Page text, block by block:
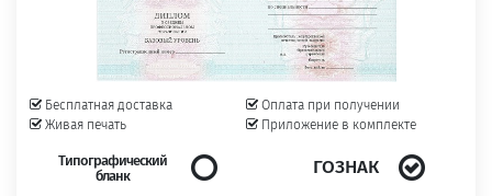
Бесплатная доставка
Живая печать
Оплата при получении
Приложение в комплекте
Типографический
бланк
ГОЗНАК